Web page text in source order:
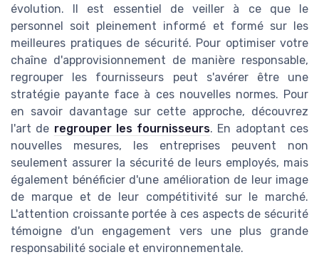
évolution. Il est essentiel de veiller à ce que le
personnel soit pleinement informé et formé sur les
meilleures pratiques de sécurité. Pour optimiser votre
chaîne d'approvisionnement de manière responsable,
regrouper les fournisseurs peut s'avérer être une
stratégie payante face à ces nouvelles normes. Pour
en savoir davantage sur cette approche, découvrez
l'art de regrouper les fournisseurs. En adoptant ces
nouvelles mesures, les entreprises peuvent non
seulement assurer la sécurité de leurs employés, mais
également bénéficier d'une amélioration de leur image
de marque et de leur compétitivité sur le marché.
L'attention croissante portée à ces aspects de sécurité
témoigne d'un engagement vers une plus grande
responsabilité sociale et environnementale.